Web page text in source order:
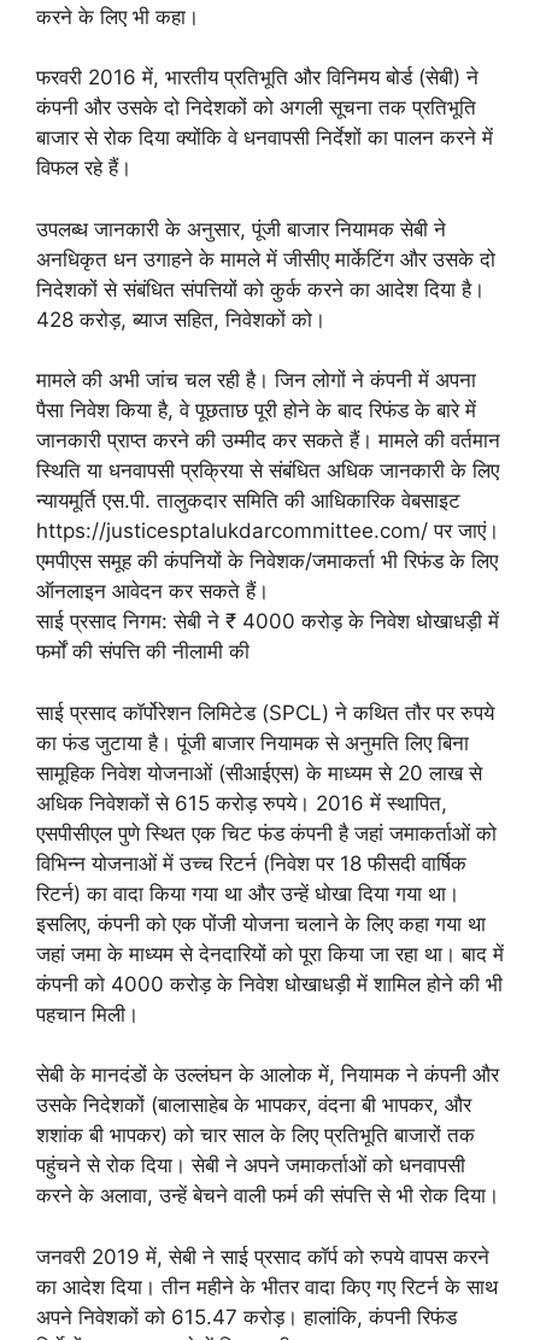
करने के लिए भी कहा।
फरवरी 2016 में, भारतीय प्रतिभूति और विनिमय बोर्ड (सेबी) ने
कंपनी और उसके दो निदेशकों को अगली सूचना तक प्रतिभूति
बाजार से रोक दिया क्योंकि वे धनवापसी निर्देशों का पालन करने में
विफल रहे हैं।
उपलब्ध जानकारी के अनुसार, पूंजी बाजार नियामक सेबी ने
अनधिकृत धन उगाहने के मामले में जीसीए मार्केटिंग और उसके दो
निदेशकों से संबंधित संपत्तियों को कुर्क करने का आदेश दिया है।
428 करोड़, ब्याज सहित, निवेशकों को।
मामले की अभी जांच चल रही है। जिन लोगों ने कंपनी में अपना
पैसा निवेश किया है, वे पूछताछ पूरी होने के बाद रिफंड के बारे में
जानकारी प्राप्त करने की उम्मीद कर सकते हैं। मामले की वर्तमान
स्थिति या धनवापसी प्रक्रिया से संबंधित अधिक जानकारी के लिए
न्यायमूर्ति एस.पी. तालुकदार समिति की आधिकारिक वेबसाइट
https://justicesptalukdarcommittee.com/ पर जाएं।
एमपीएस समूह की कंपनियों के निवेशक/जमाकर्ता भी रिफंड के लिए
ऑनलाइन आवेदन कर सकते हैं।
साई प्रसाद निगम: सेबी ने ₹ 4000 करोड़ के निवेश धोखाधड़ी में
फर्मों की संपत्ति की नीलामी की
साई प्रसाद कॉर्पोरेशन लिमिटेड (SPCL) ने कथित तौर पर रुपये
का फंड जुटाया है। पूंजी बाजार नियामक से अनुमति लिए बिना
सामूहिक निवेश योजनाओं (सीआईएस) के माध्यम से 20 लाख से
अधिक निवेशकों से 615 करोड़ रुपये। 2016 में स्थापित,
एसपीसीएल पुणे स्थित एक चिट फंड कंपनी है जहां जमाकर्ताओं को
विभिन्न योजनाओं में उच्च रिटर्न (निवेश पर 18 फीसदी वार्षिक
रिटर्न) का वादा किया गया था और उन्हें धोखा दिया गया था।
इसलिए, कंपनी को एक पोंजी योजना चलाने के लिए कहा गया था
जहां जमा के माध्यम से देनदारियों को पूरा किया जा रहा था। बाद में
कंपनी को 4000 करोड़ के निवेश धोखाधड़ी में शामिल होने की भी
पहचान मिली।
सेबी के मानदंडों के उल्लंघन के आलोक में, नियामक ने कंपनी और
उसके निदेशकों (बालासाहेब के भापकर, वंदना बी भापकर, और
शशांक बी भापकर) को चार साल के लिए प्रतिभूति बाजारों तक
पहुंचने से रोक दिया। सेबी ने अपने जमाकर्ताओं को धनवापसी
करने के अलावा, उन्हें बेचने वाली फर्म की संपत्ति से भी रोक दिया।
जनवरी 2019 में, सेबी ने साई प्रसाद कॉर्प को रुपये वापस करने
का आदेश दिया। तीन महीने के भीतर वादा किए गए रिटर्न के साथ
अपने निवेशकों को 615.47 करोड़। हालांकि, कंपनी रिफंड